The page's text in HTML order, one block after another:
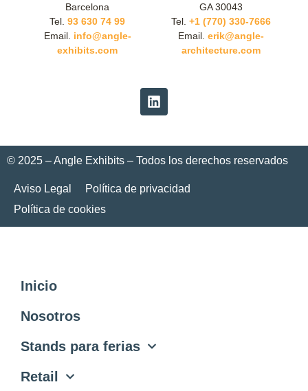
Barcelona
Tel. 93 630 74 99
Email. info@angle-
exhibits.com
GA 30043
Tel. +1 (770) 330-7666
Email. erik@angle-
architecture.com
© 2025 – Angle Exhibits – Todos los derechos reservados
Aviso Legal
Política de privacidad
Política de cookies
Inicio
Nosotros
Stands para ferias
Retail